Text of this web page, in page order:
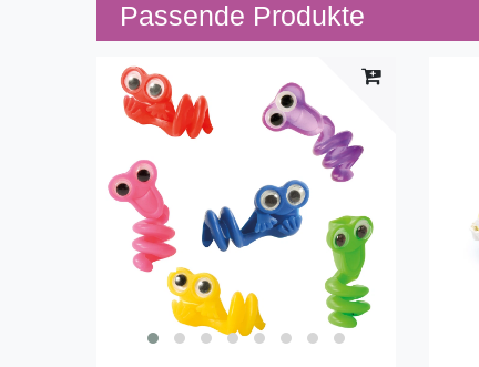
Passende Produkte